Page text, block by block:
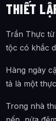
THIẾT
Trần Thực
tộc có khắc
Hàng ngày
tả là một
Trong nhà